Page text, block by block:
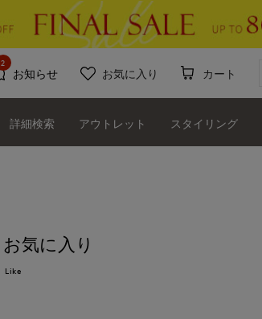
お知らせ
2
お気に入り カート
詳細検索 アウトレット スタイリング
お気に入り
Like